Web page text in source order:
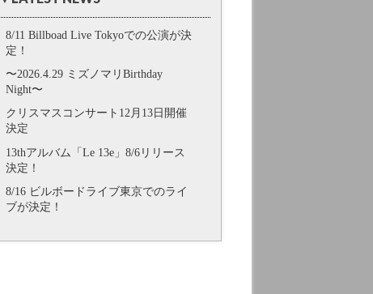
8/11 Billboad Live Tokyoでの公演が決
定！
〜2026.4.29 ミズノマリBirthday
Night〜
クリスマスコンサート12月13日開催
決定
13thアルバム「Le 13e」8/6リリース
決定！
8/16 ビルボードライブ東京でのライ
ブが決定！